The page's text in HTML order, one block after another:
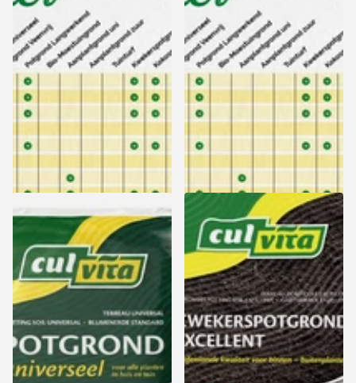
Zomeractie: 15% korting -
Levering vanaf 17 augustus
Zomeractie: 15% korting -
Levering vanaf 17 augustus
10,99
Zuurminnend - 40L
Zomeractie: 15% korting -
Levering vanaf 17 augustus
Zomeractie: 15% korting -
Levering vanaf 17 augustus
10,99